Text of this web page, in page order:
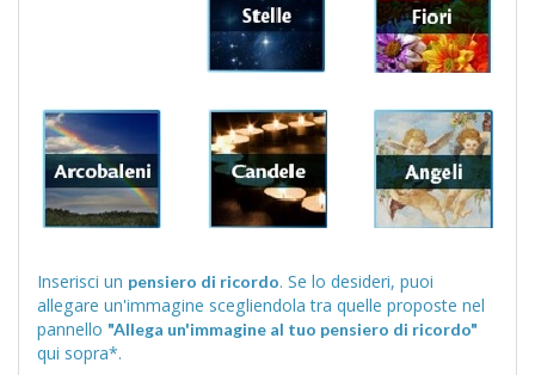
Inserisci un pensiero di ricordo. Se lo desideri, puoi
allegare un'immagine scegliendola tra quelle proposte nel
pannello "Allega un'immagine al tuo pensiero di ricordo"
qui sopra*.